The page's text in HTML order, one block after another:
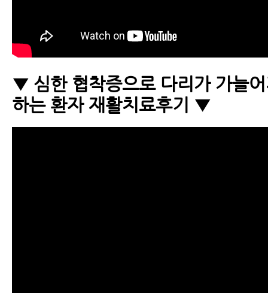
▼ 심한 협착증으로 다리가 가늘
하는 환자 재활치료후기 ▼